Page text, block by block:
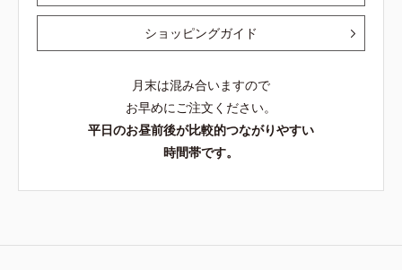
ショッピングガイド
月末は混み合いますので
お早めにご注文ください。
平日のお昼前後が比較的つながりやすい
時間帯です。